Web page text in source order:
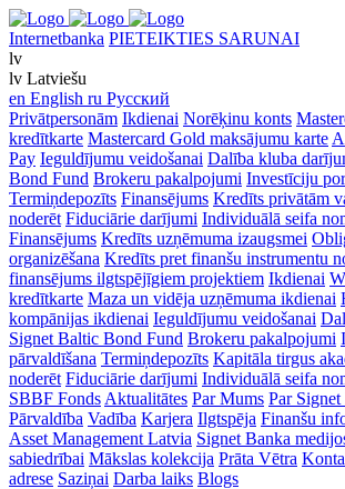
Internetbanka PIETEIKTIES SARUNAI
lv
lv Latviešu
en English ru Русский
Privātpersonām Ikdienai Norēķinu konts
kredītkarte Mastercard Gold maksājumu karte
Pay Ieguldījumu veidošanai Dalība kluba
Bond Fund Brokeru pakalpojumi Investīciju
Termiņdepozīts Finansējums Kredīts privātām
noderēt Fiduciārie darījumi Individuālā seifa
Finansējums Kredīts uzņēmuma izaugsmei
organizēšana Kredīts pret finanšu instrumentu
finansējums ilgtspējīgiem projektiem Ikdienai
kredītkarte Maza un vidēja uzņēmuma ikdienai
kompānijas ikdienai Ieguldījumu veidošanai
Signet Baltic Bond Fund Brokeru pakalpojumi
pārvaldīšana Termiņdepozīts Kapitāla tirgus
noderēt Fiduciārie darījumi Individuālā seifa
SBBF Fonds Aktualitātes Par Mums Par
Pārvaldība Vadība Karjera Ilgtspēja Finanšu
Asset Management Latvia Signet Banka
sabiedrībai Mākslas kolekcija Prāta Vētra
adrese Saziņai Darba laiks Blogs